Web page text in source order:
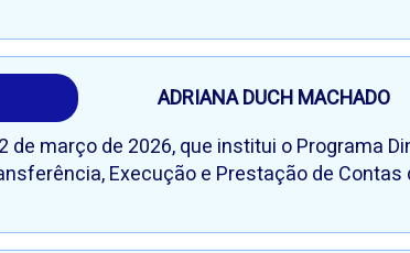
ADRIANA DUCH MACHADO
de março de 2026, que institui o Programa
Execução e Prestação de